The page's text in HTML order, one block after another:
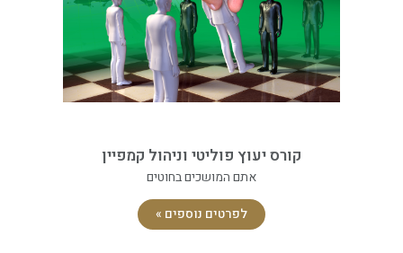
קורס יעוץ פוליטי וניהול קמפיין
אתם המושכים בחוטים
לפרטים נוספים »